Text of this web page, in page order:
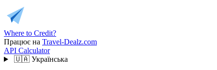
Where to Credit?
Працює на Travel-Dealz.com
API Calculator
🇺🇦 Українська